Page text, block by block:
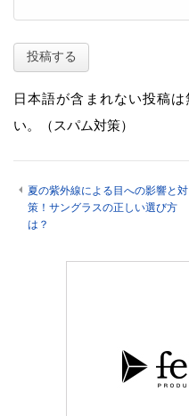
日本語が含まれない投稿
い。（スパム対策）
夏の紫外線による目への影響と対
策！サングラスの正しい選び方
は？